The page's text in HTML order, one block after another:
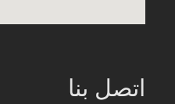
اتصل بنا